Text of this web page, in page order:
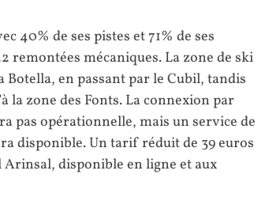
40% de ses pistes et 71% de ses
remontées mécaniques. La zone de ski
Botella, en passant par le Cubil, tandis
la zone des Fonts. La connexion par
pas opérationnelle, mais un service de
disponible. Un tarif réduit de 39 euros
disponible en ligne et aux